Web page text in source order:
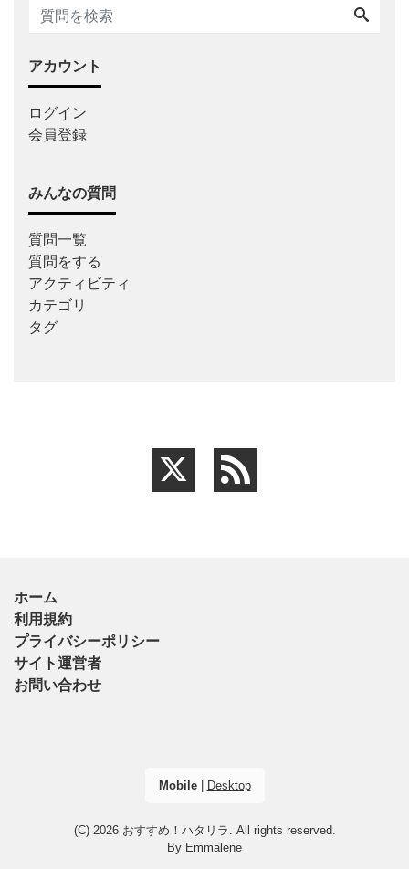
アカウント
ログイン
会員登録
みんなの質問
質問一覧
質問をする
アクティビティ
カテゴリ
タグ
ホーム
利用規約
プライバシーポリシー
サイト運営者
お問い合わせ
Mobile| Desktop
(C) 2026 おすすめ！ハタリラ . All rights reserved.
By Emmalene